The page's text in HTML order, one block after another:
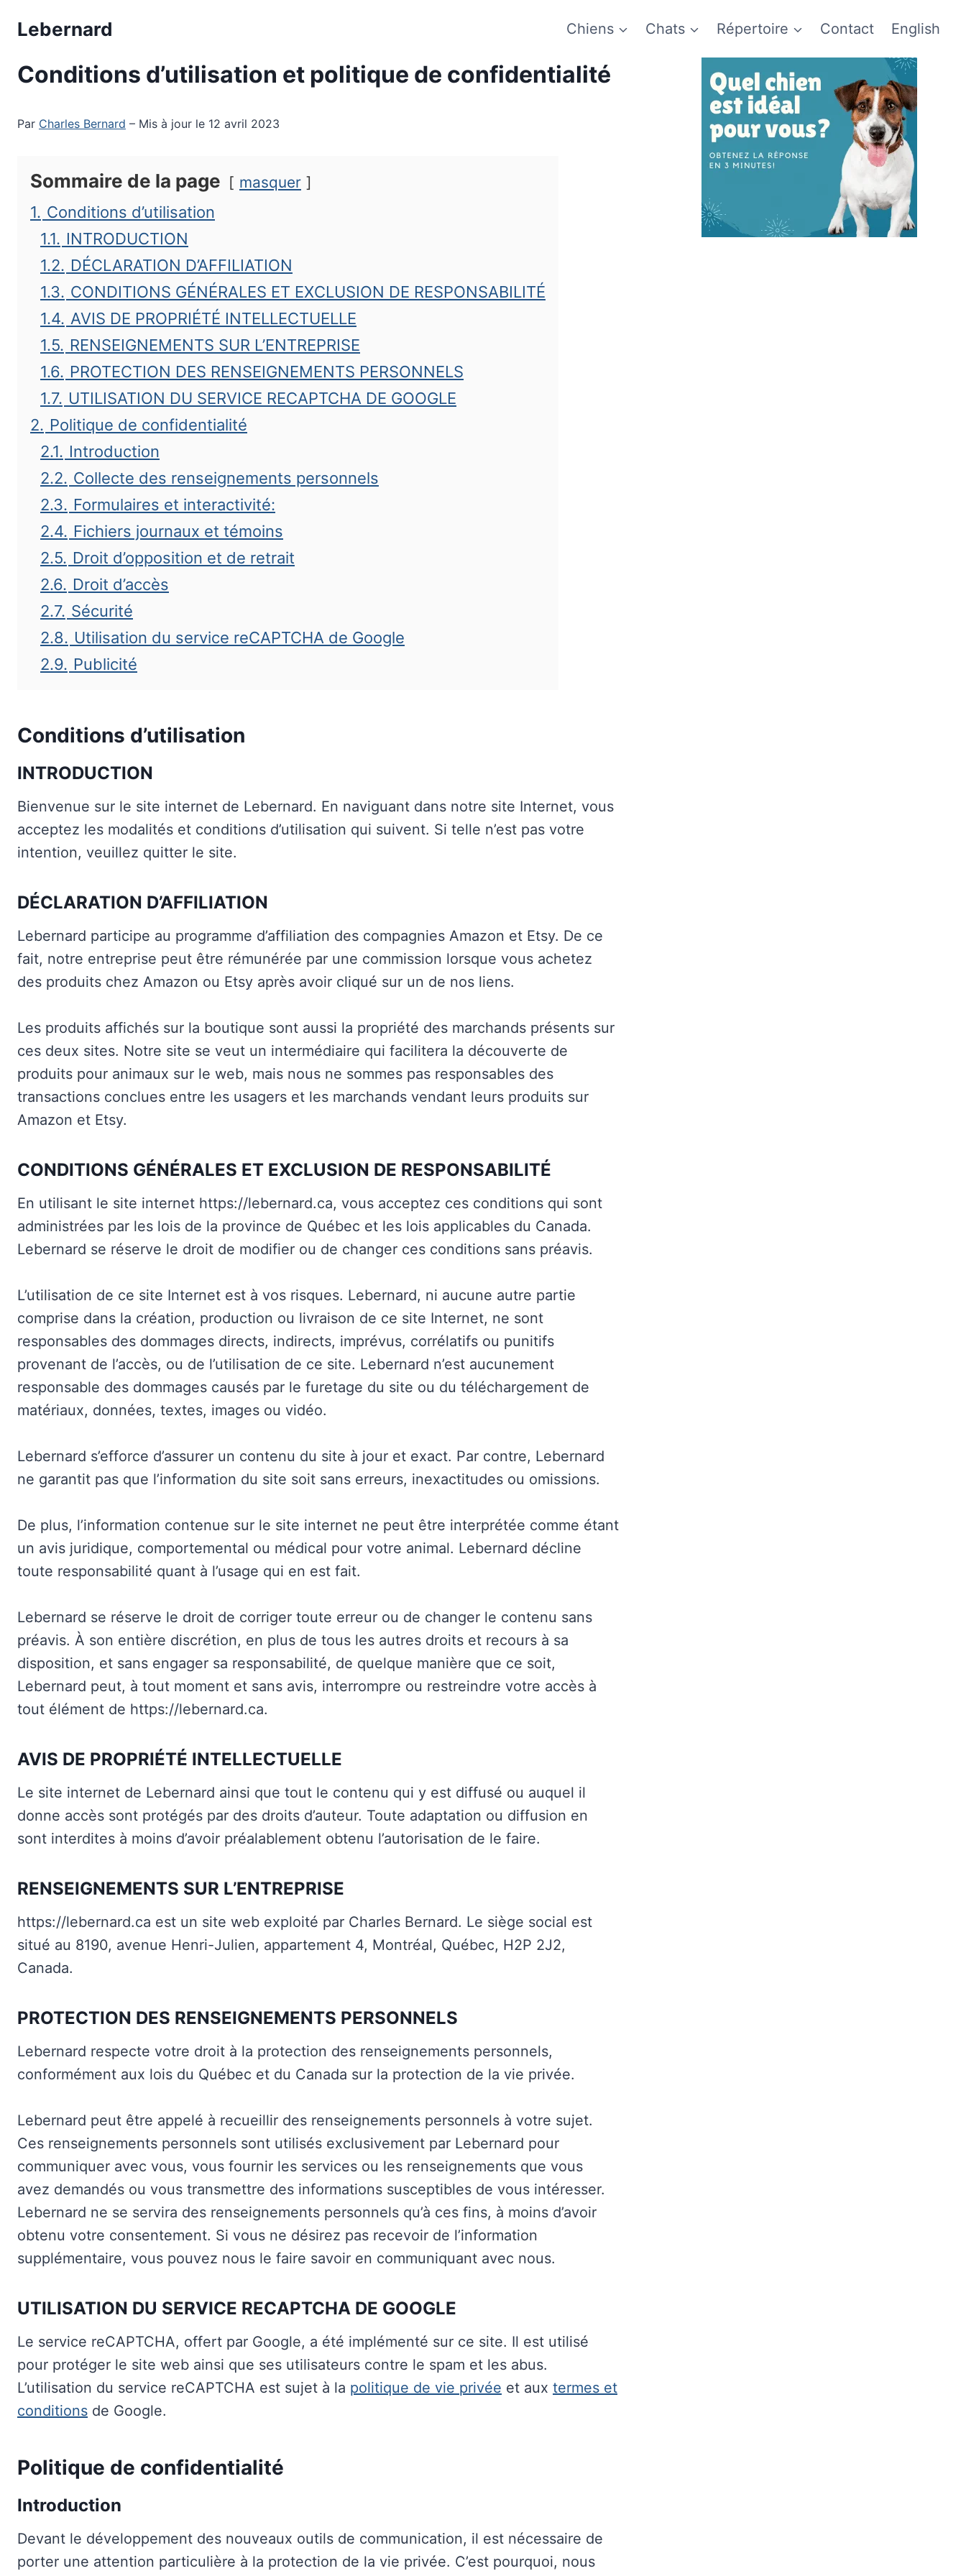
Lebernard Chiens Chats Répertoire Contact English
Conditions d’utilisation et politique de confidentialité
Par Charles Bernard – Mis à jour le 12 avril 2023
Sommaire de la page masquer
1. Conditions d’utilisation
1.1. INTRODUCTION
1.2. DÉCLARATION D’AFFILIATION
1.3. CONDITIONS GÉNÉRALES ET EXCLUSION DE RESPONSABILITÉ
1.4. AVIS DE PROPRIÉTÉ INTELLECTUELLE
1.5. RENSEIGNEMENTS SUR L’ENTREPRISE
1.6. PROTECTION DES RENSEIGNEMENTS PERSONNELS
1.7. UTILISATION DU SERVICE RECAPTCHA DE GOOGLE
2. Politique de confidentialité
2.1. Introduction
2.2. Collecte des renseignements personnels
2.3. Formulaires et interactivité:
2.4. Fichiers journaux et témoins
2.5. Droit d’opposition et de retrait
2.6. Droit d’accès
2.7. Sécurité
2.8. Utilisation du service reCAPTCHA de Google
2.9. Publicité
Conditions d’utilisation
INTRODUCTION
Bienvenue sur le site internet de Lebernard. En naviguant dans notre site Internet, vous
acceptez les modalités et conditions d’utilisation qui suivent. Si telle n’est pas votre
intention, veuillez quitter le site.
DÉCLARATION D’AFFILIATION
Lebernard participe au programme d’affiliation des compagnies Amazon et Etsy. De ce
fait, notre entreprise peut être rémunérée par une commission lorsque vous achetez
des produits chez Amazon ou Etsy après avoir cliqué sur un de nos liens.
Les produits affichés sur la boutique sont aussi la propriété des marchands présents sur
ces deux sites. Notre site se veut un intermédiaire qui facilitera la découverte de
produits pour animaux sur le web, mais nous ne sommes pas responsables des
transactions conclues entre les usagers et les marchands vendant leurs produits sur
Amazon et Etsy.
CONDITIONS GÉNÉRALES ET EXCLUSION DE RESPONSABILITÉ
En utilisant le site internet https://lebernard.ca, vous acceptez ces conditions qui sont
administrées par les lois de la province de Québec et les lois applicables du Canada.
Lebernard se réserve le droit de modifier ou de changer ces conditions sans préavis.
L’utilisation de ce site Internet est à vos risques. Lebernard, ni aucune autre partie
comprise dans la création, production ou livraison de ce site Internet, ne sont
responsables des dommages directs, indirects, imprévus, corrélatifs ou punitifs
provenant de l’accès, ou de l’utilisation de ce site. Lebernard n’est aucunement
responsable des dommages causés par le furetage du site ou du téléchargement de
matériaux, données, textes, images ou vidéo.
Lebernard s’efforce d’assurer un contenu du site à jour et exact. Par contre, Lebernard
ne garantit pas que l’information du site soit sans erreurs, inexactitudes ou omissions.
De plus, l’information contenue sur le site internet ne peut être interprétée comme étant
un avis juridique, comportemental ou médical pour votre animal. Lebernard décline
toute responsabilité quant à l’usage qui en est fait.
Lebernard se réserve le droit de corriger toute erreur ou de changer le contenu sans
préavis. À son entière discrétion, en plus de tous les autres droits et recours à sa
disposition, et sans engager sa responsabilité, de quelque manière que ce soit,
Lebernard peut, à tout moment et sans avis, interrompre ou restreindre votre accès à
tout élément de https://lebernard.ca.
AVIS DE PROPRIÉTÉ INTELLECTUELLE
Le site internet de Lebernard ainsi que tout le contenu qui y est diffusé ou auquel il
donne accès sont protégés par des droits d’auteur. Toute adaptation ou diffusion en
sont interdites à moins d’avoir préalablement obtenu l’autorisation de le faire.
RENSEIGNEMENTS SUR L’ENTREPRISE
https://lebernard.ca est un site web exploité par Charles Bernard. Le siège social est
situé au 8190, avenue Henri-Julien, appartement 4, Montréal, Québec, H2P 2J2,
Canada.
PROTECTION DES RENSEIGNEMENTS PERSONNELS
Lebernard respecte votre droit à la protection des renseignements personnels,
conformément aux lois du Québec et du Canada sur la protection de la vie privée.
Lebernard peut être appelé à recueillir des renseignements personnels à votre sujet.
Ces renseignements personnels sont utilisés exclusivement par Lebernard pour
communiquer avec vous, vous fournir les services ou les renseignements que vous
avez demandés ou vous transmettre des informations susceptibles de vous intéresser.
Lebernard ne se servira des renseignements personnels qu’à ces fins, à moins d’avoir
obtenu votre consentement. Si vous ne désirez pas recevoir de l’information
supplémentaire, vous pouvez nous le faire savoir en communiquant avec nous.
UTILISATION DU SERVICE RECAPTCHA DE GOOGLE
Le service reCAPTCHA, offert par Google, a été implémenté sur ce site. Il est utilisé
pour protéger le site web ainsi que ses utilisateurs contre le spam et les abus.
L’utilisation du service reCAPTCHA est sujet à la politique de vie privée et aux termes et
conditions de Google.
Politique de confidentialité
Introduction
Devant le développement des nouveaux outils de communication, il est nécessaire de
porter une attention particulière à la protection de la vie privée. C’est pourquoi, nous